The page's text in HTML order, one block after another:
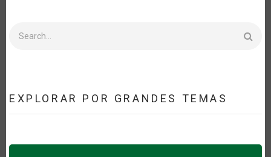
EXPLORAR POR GRANDES TEMAS